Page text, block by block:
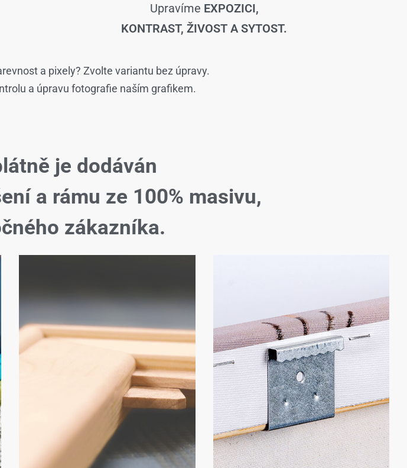
Upravíme EXPOZICI,
KONTRAST, ŽIVOST A SYTOST.
a pixely? Zvolte variantu bez úpravy.
a úpravu fotografie naším grafikem.
je dodáván
a rámu ze 100% masivu,
zákazníka.